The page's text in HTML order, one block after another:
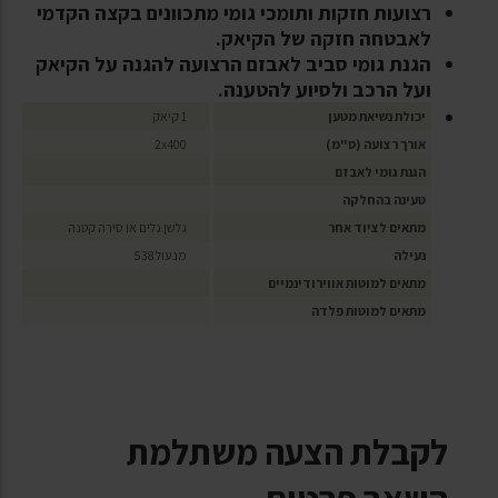
רצועות חזקות ותומכי גומי מתכוונים בקצה הקדמי
לאבטחה חזקה של הקיאק.
הגנת גומי סביב לאבזם הרצועה להגנה על הקיאק
ועל הרכב ולסיוע להטענה.
יכולת נשיאת מטען
1 קיאק
אורך רצועה (ס"מ)
2x400
הגנת גומי לאבזם
טעינה בהחלקה
מתאים לציוד אחר
גלשן גלים או סירה קטנה
נעילה
מנעול 538
מתאים למוטות אווירודינמיים
מתאים למוטות פלדה
לקבלת הצעה משתלמת